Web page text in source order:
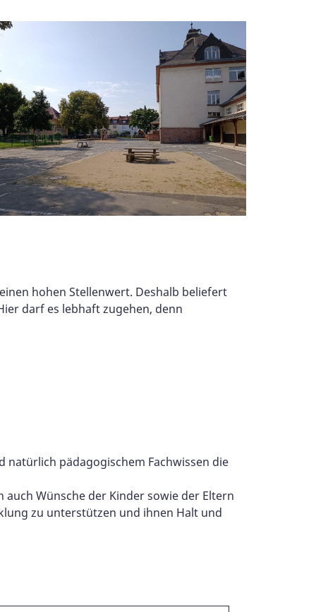
hohen Stellenwert. Deshalb beliefert
darf es lebhaft zugehen, denn
pädagogischem Fachwissen die
Wünsche der Kinder sowie der Eltern
zu unterstützen und ihnen Halt und